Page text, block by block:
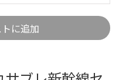
に追加